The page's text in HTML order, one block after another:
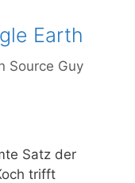
Earth
Source Guy
Satz der
trifft